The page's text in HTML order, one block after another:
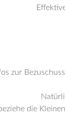
zur
die